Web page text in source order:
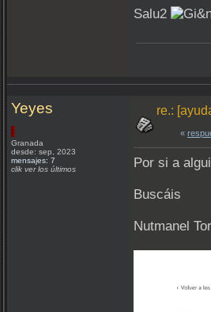
Salu2
Yeyes
Granada
desde: sep, 2023
mensajes: 7
clik ver los últimos
re.:
«
Por si a
Buscáis
Nutmanel